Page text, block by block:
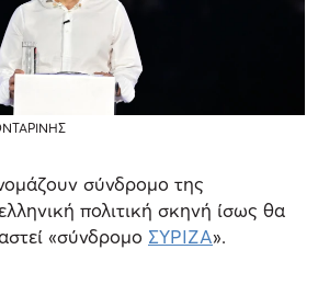
σύνδρομο της
πολιτική σκηνή ίσως θα
«σύνδρομο ΣΥΡΙΖΑ».